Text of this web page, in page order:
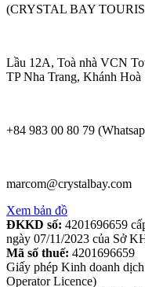
(CRYSTAL BAY
Lầu 12A, Toà nhà VCN
TP Nha Trang, Khánh Hoà
+84 983 00 80 79
marcom@crystalbay.com
Xem bản đồ
ĐKKD số: 4201696659
ngày 07/11/2023 của Sở
Mã số thuế: 4201696659
Giấy phép Kinh doanh
Operator Licence)